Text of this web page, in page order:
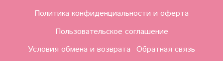
Политика конфиденциальности и оферта
Пользовательское соглашение
Условия обмена и возврата Обратная связь